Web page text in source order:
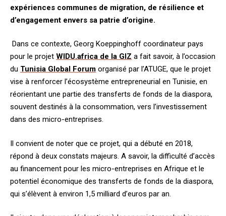
expériences communes de migration, de résilience et
d’engagement envers sa patrie d’origine.
Dans ce contexte, Georg Koeppinghoff coordinateur pays
pour le projet WIDU.africa de la GIZ a fait savoir, à l’occasion
du Tunisia Global Forum organisé par l’ATUGE, que le projet
vise à renforcer l’écosystème entrepreneurial en Tunisie, en
réorientant une partie des transferts de fonds de la diaspora,
souvent destinés à la consommation, vers l’investissement
dans des micro-entreprises.
Il convient de noter que ce projet, qui a débuté en 2018,
répond à deux constats majeurs. A savoir, la difficulté d’accès
au financement pour les micro-entreprises en Afrique et le
potentiel économique des transferts de fonds de la diaspora,
qui s’élèvent à environ 1,5 milliard d’euros par an.